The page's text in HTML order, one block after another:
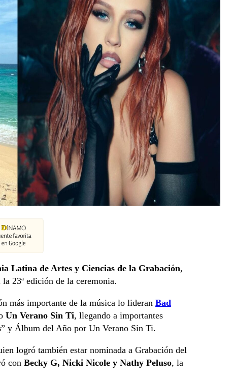
Latina de Artes y Ciencias de la Grabación,
23ª edición de la ceremonia.
más importante de la música lo lideran Bad
Un Verano Sin Ti, llegando a importantes
” y Álbum del Año por Un Verano Sin Ti.
logró también estar nominada a Grabación del
con Becky G, Nicki Nicole y Nathy Peluso, la